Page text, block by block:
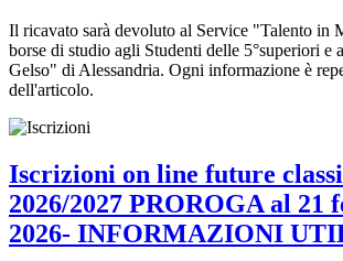
Il ricavato sarà devoluto al Service "Talento in
borse di studio agli Studenti delle 5°superiori e
Gelso" di Alessandria. Ogni informazione è
dell'articolo.
Iscrizioni on line future
2026/2027 PROROGA al 21
2026- INFORMAZIONI